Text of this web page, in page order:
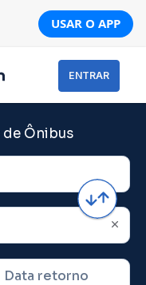
USAR O APP
ENTRAR
de Ônibus
Data retorno